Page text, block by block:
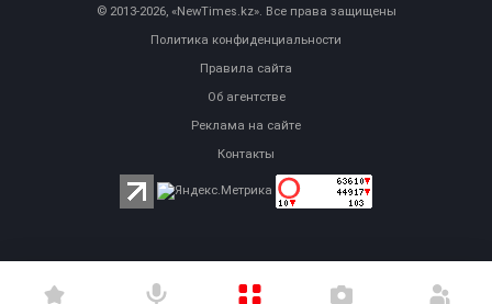
© 2013-2026, «NewTimes.kz». Все права защищены
Политика конфиденциальности
Правила сайта
Об агентстве
Реклама на сайте
Контакты